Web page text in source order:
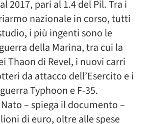
2017, pari al 1.4 del Pil. Tra i
nazionale in corso, tutti
i più ingenti sono le
della Marina, tra cui la
Thaon di Revel, i nuovi carri
da attacco dell’Esercito e i
Typhoon e F-35.
– spiega il documento –
di euro, oltre alle spese